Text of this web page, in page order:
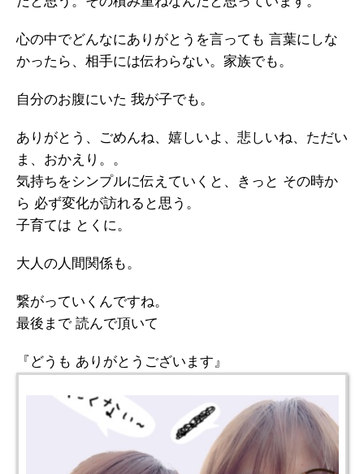
心の中でどんなにありがとうを言っても 言葉にしな
かったら、相手には伝わらない。家族でも。
自分のお腹にいた 我が子でも。
ありがとう、ごめんね、嬉しいよ、悲しいね、ただい
ま、おかえり。。
気持ちをシンプルに伝えていくと、きっと その時か
ら 必ず変化が訪れると思う。
子育ては とくに。
大人の人間関係も。
繋がっていくんですね。
最後まで 読んで頂いて
『どうも ありがとうございます』